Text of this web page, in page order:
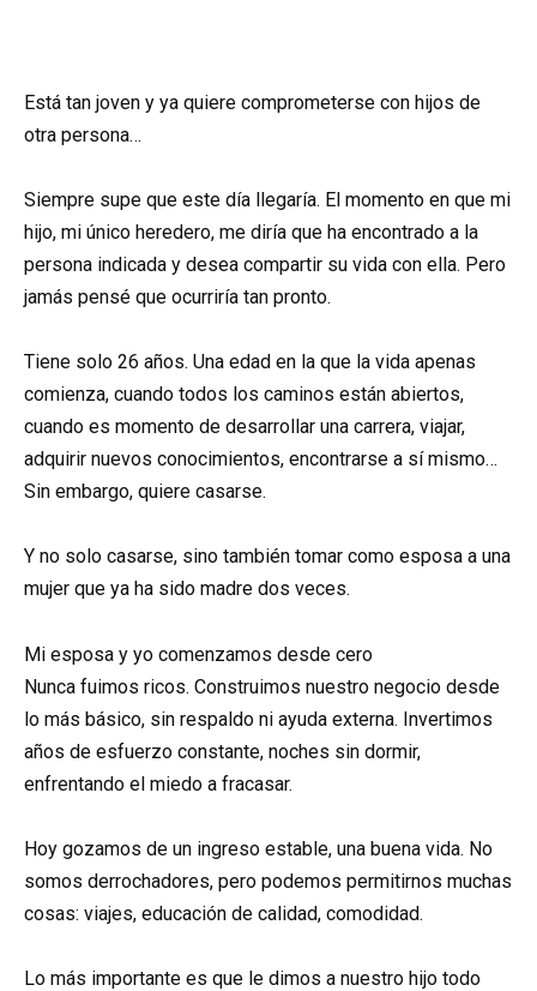
Está tan joven y ya quiere comprometerse con hijos de
otra persona…
Siempre supe que este día llegaría. El momento en que mi
hijo, mi único heredero, me diría que ha encontrado a la
persona indicada y desea compartir su vida con ella. Pero
jamás pensé que ocurriría tan pronto.
Tiene solo 26 años. Una edad en la que la vida apenas
comienza, cuando todos los caminos están abiertos,
cuando es momento de desarrollar una carrera, viajar,
adquirir nuevos conocimientos, encontrarse a sí mismo…
Sin embargo, quiere casarse.
Y no solo casarse, sino también tomar como esposa a una
mujer que ya ha sido madre dos veces.
Mi esposa y yo comenzamos desde cero
Nunca fuimos ricos. Construimos nuestro negocio desde
lo más básico, sin respaldo ni ayuda externa. Invertimos
años de esfuerzo constante, noches sin dormir,
enfrentando el miedo a fracasar.
Hoy gozamos de un ingreso estable, una buena vida. No
somos derrochadores, pero podemos permitirnos muchas
cosas: viajes, educación de calidad, comodidad.
Lo más importante es que le dimos a nuestro hijo todo